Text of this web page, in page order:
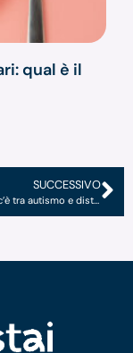
qual è il
SUCCESSIVO
Che rapporto c’è tra autismo e disturbi alimentari?